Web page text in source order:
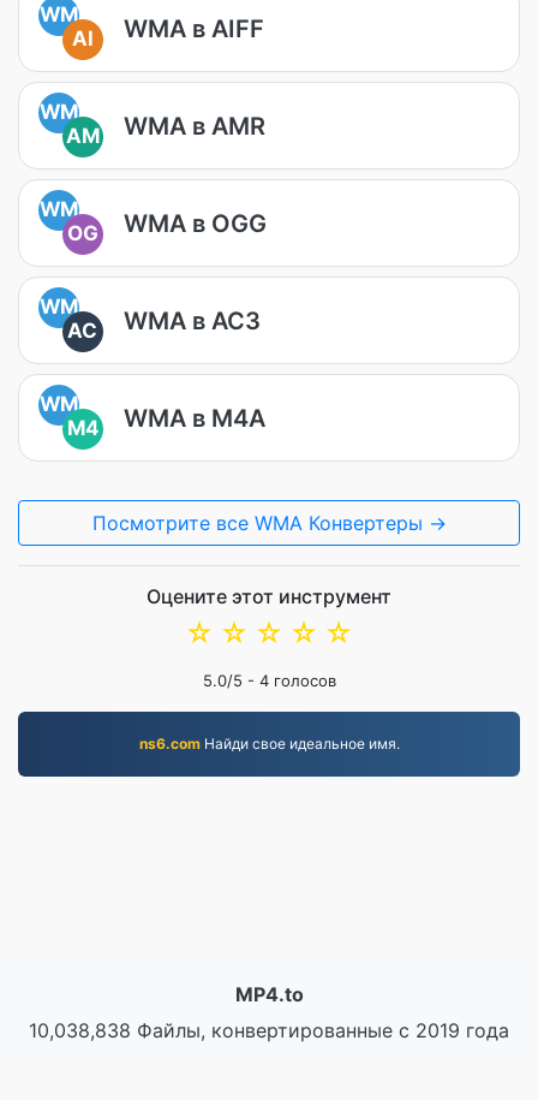
WM
AI
WMA в AIFF
WM
AM
WMA в AMR
WM
OG
WMA в OGG
WM
AC
WMA в AC3
WM
M4
WMA в M4A
Посмотрите все WMA Конвертеры →
Оцените этот инструмент
☆
☆
☆
☆
☆
5.0/5 - 4голосов
ns6.comНайди свое идеальное имя.
MP4.to
10,038,838 Файлы, конвертированные с 2019 года